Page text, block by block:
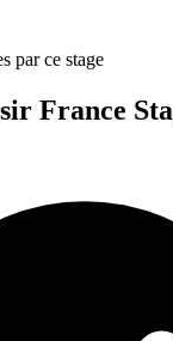
par ce stage
France